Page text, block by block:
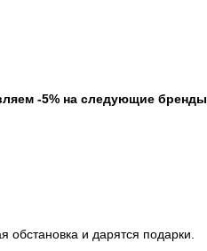
-5% на следующие бренды
обстановка и дарятся подарки.